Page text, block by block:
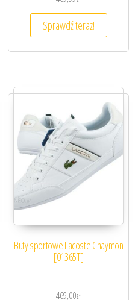
Sprawdź teraz!
Buty sportowe Lacoste Chaymon
[01365T]
469,00zł